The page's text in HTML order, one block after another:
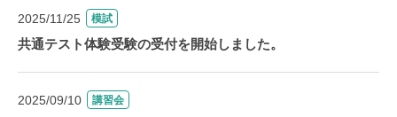
2025/11/25 模試
共通テスト体験受験の受付を開始しました。
2025/09/10 講習会